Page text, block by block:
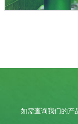
如需查询我们的